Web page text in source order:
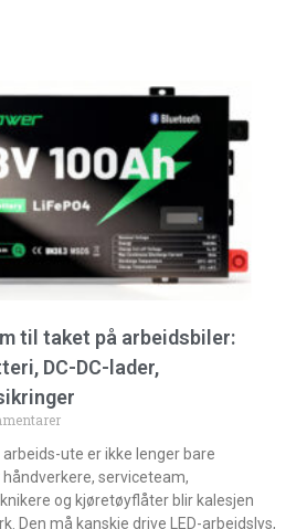
til taket på arbeidsbiler:
DC-DC-lader,
ute er ikke lenger bare
serviceteam,
og kjøretøyflåter blir kalesjen
Den må kanskje drive LED-arbeidslys,